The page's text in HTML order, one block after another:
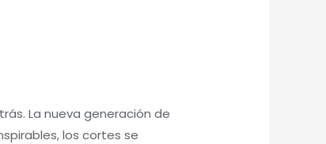
La nueva generación de
los cortes se